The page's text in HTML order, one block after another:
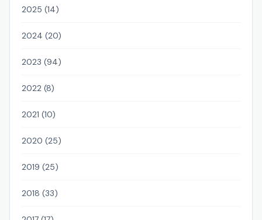
2025 (14)
2024 (20)
2023 (94)
2022 (8)
2021 (10)
2020 (25)
2019 (25)
2018 (33)